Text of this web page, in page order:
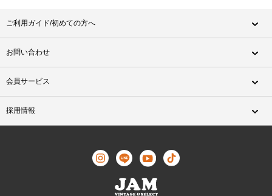
ご利用ガイド/初めての方へ
お問い合わせ
会員サービス
採用情報